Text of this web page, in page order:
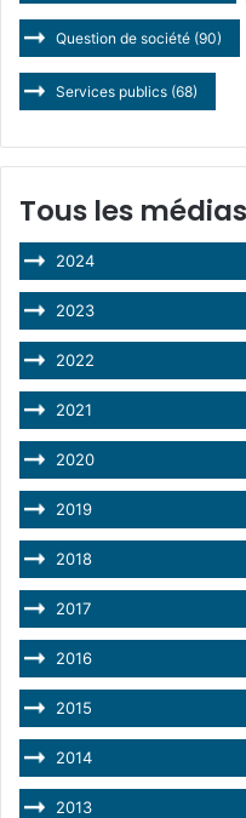
Question de société (90)
Services publics (68)
Tous les
2024
2023
2022
2021
2020
2019
2018
2017
2016
2015
2014
2013